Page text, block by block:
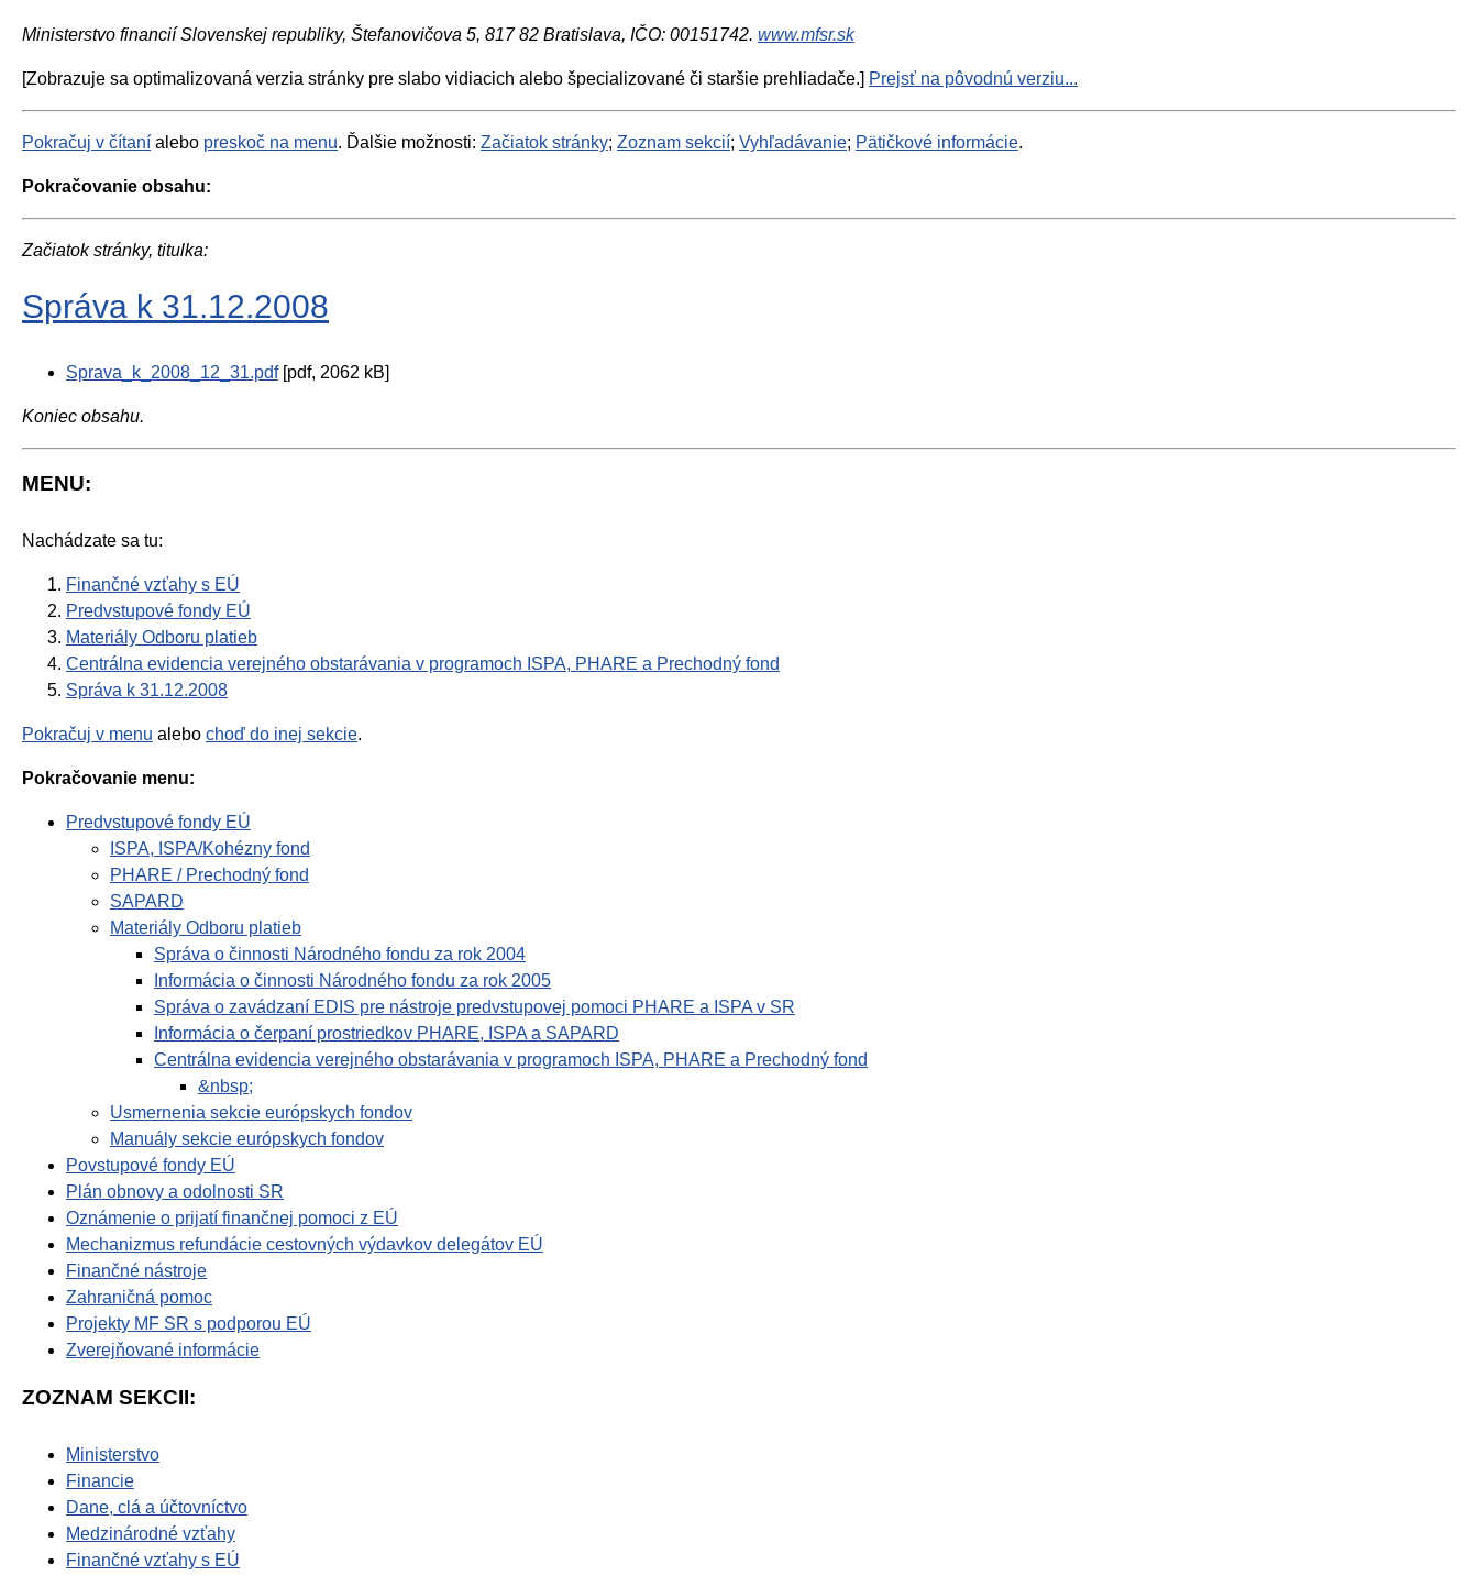
Ministerstvo financií Slovenskej republiky, Štefanovičova 5, 817 82 Bratislava, IČO: 00151742. www.mfsr.sk
[Zobrazuje sa optimalizovaná verzia stránky pre slabo vidiacich alebo špecializované či staršie prehliadače.] Prejsť na pôvodnú verziu...
Pokračuj v čítaní alebo preskoč na menu. Ďalšie možnosti: Začiatok stránky; Zoznam sekcií; Vyhľadávanie; Pätičkové informácie.
Pokračovanie obsahu:
Začiatok stránky, titulka:
Správa k 31.12.2008
Sprava_k_2008_12_31.pdf[pdf, 2062 kB]
Koniec obsahu.
MENU:
Nachádzate sa tu:
Finančné vzťahy s EÚ
Predvstupové fondy EÚ
Materiály Odboru platieb
Centrálna evidencia verejného obstarávania v programoch ISPA, PHARE a Prechodný fond
Správa k 31.12.2008
Pokračuj v menu alebo choď do inej sekcie.
Pokračovanie menu:
Predvstupové fondy EÚ
ISPA, ISPA/Kohézny fond
PHARE / Prechodný fond
SAPARD
Materiály Odboru platieb
Správa o činnosti Národného fondu za rok 2004
Informácia o činnosti Národného fondu za rok 2005
Správa o zavádzaní EDIS pre nástroje predvstupovej pomoci PHARE a ISPA v SR
Informácia o čerpaní prostriedkov PHARE, ISPA a SAPARD
Centrálna evidencia verejného obstarávania v programoch ISPA, PHARE a Prechodný fond
&nbsp;
Usmernenia sekcie európskych fondov
Manuály sekcie európskych fondov
Povstupové fondy EÚ
Plán obnovy a odolnosti SR
Oznámenie o prijatí finančnej pomoci z EÚ
Mechanizmus refundácie cestovných výdavkov delegátov EÚ
Finančné nástroje
Zahraničná pomoc
Projekty MF SR s podporou EÚ
Zverejňované informácie
ZOZNAM SEKCII:
Ministerstvo
Financie
Dane, clá a účtovníctvo
Medzinárodné vzťahy
Finančné vzťahy s EÚ